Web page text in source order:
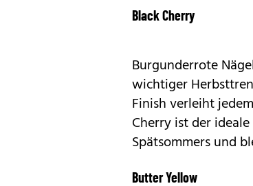
Black Cherry
Burgunderrote
wichtiger
Finish verleiht
Cherry ist der
Spätsommers und
Butter Yellow